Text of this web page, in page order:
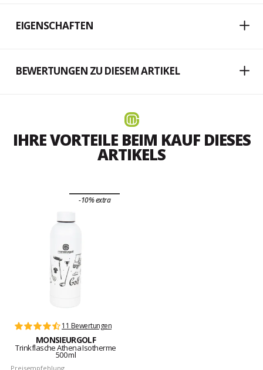
EIGENSCHAFTEN
BEWERTUNGEN ZU DIESEM ARTIKEL
IHRE VORTEILE BEIM KAUF DIESES
ARTIKELS
-10% extra
11 Bewertungen
MONSIEURGOLF
Trinkflasche Athena Isotherme
500 ml
Preisempfehlung